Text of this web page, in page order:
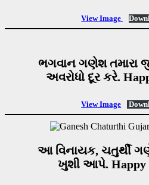
View Image
ભગવાન ગણેશ તમારા જીવનમાંથી બધાજ
અવરોધો દૂર કરે.
View Image
આ વિનાયક, ચતુર્થી ગણેશ તમને અઢળક
ખુશી આપે. Happy